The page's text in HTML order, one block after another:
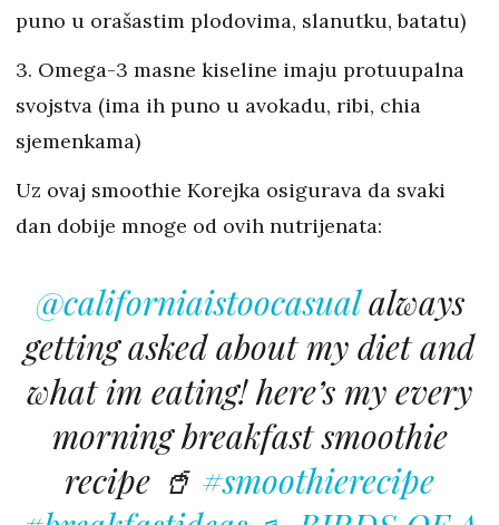
puno u orašastim plodovima, slanutku, batatu)
3. Omega-3 masne kiseline imaju protuupalna
svojstva (ima ih puno u avokadu, ribi, chia
sjemenkama)
Uz ovaj smoothie Korejka osigurava da svaki
dan dobije mnoge od ovih nutrijenata:
@californiaistoocasualalways
getting asked about my diet and
what im eating! here’s my every
morning breakfast smoothie
recipe 🥤 #smoothierecipe